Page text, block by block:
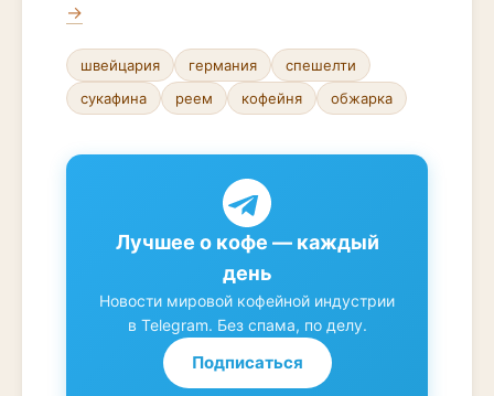
→
швейцария германия
спешелти
сукафина
реем кофейня обжарка
Лучшее о кофе — каждый
день
Новости мировой кофейной индустрии
в Telegram. Без спама, по делу.
Подписаться